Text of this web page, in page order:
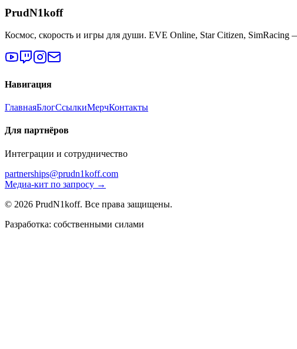
PrudN1koff
Космос, скорость и игры для души. EVE Online, Star Citizen,
Навигация
ГлавнаяБлогСсылкиМерчКонтакты
Для партнёров
Интеграции и сотрудничество
partnerships@prudn1koff.com
Медиа-кит по запросу →
© 2026 PrudN1koff. Все права защищены.
Разработка: собственными силами